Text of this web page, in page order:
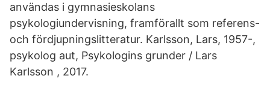
användas i gymnasieskolans
psykologiundervisning, framförallt som referens-
och fördjupningslitteratur. Karlsson, Lars, 1957-,
psykolog aut, Psykologins grunder / Lars
Karlsson , 2017.